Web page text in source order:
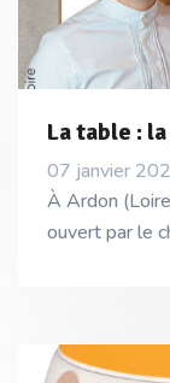
La table :
07 janvier
À Ardon
ouvert par le